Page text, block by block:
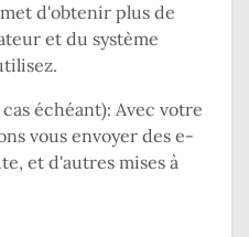
d'obtenir plus de
et du système
échéant): Avec votre
vous envoyer des e-
et d'autres mises à